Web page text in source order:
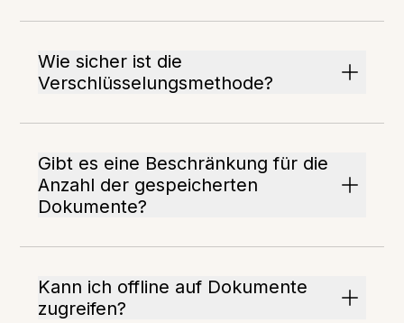
Wie sicher ist die
Verschlüsselungsmethode?
Gibt es eine Beschränkung für die
Anzahl der gespeicherten
Dokumente?
Kann ich offline auf Dokumente
zugreifen?